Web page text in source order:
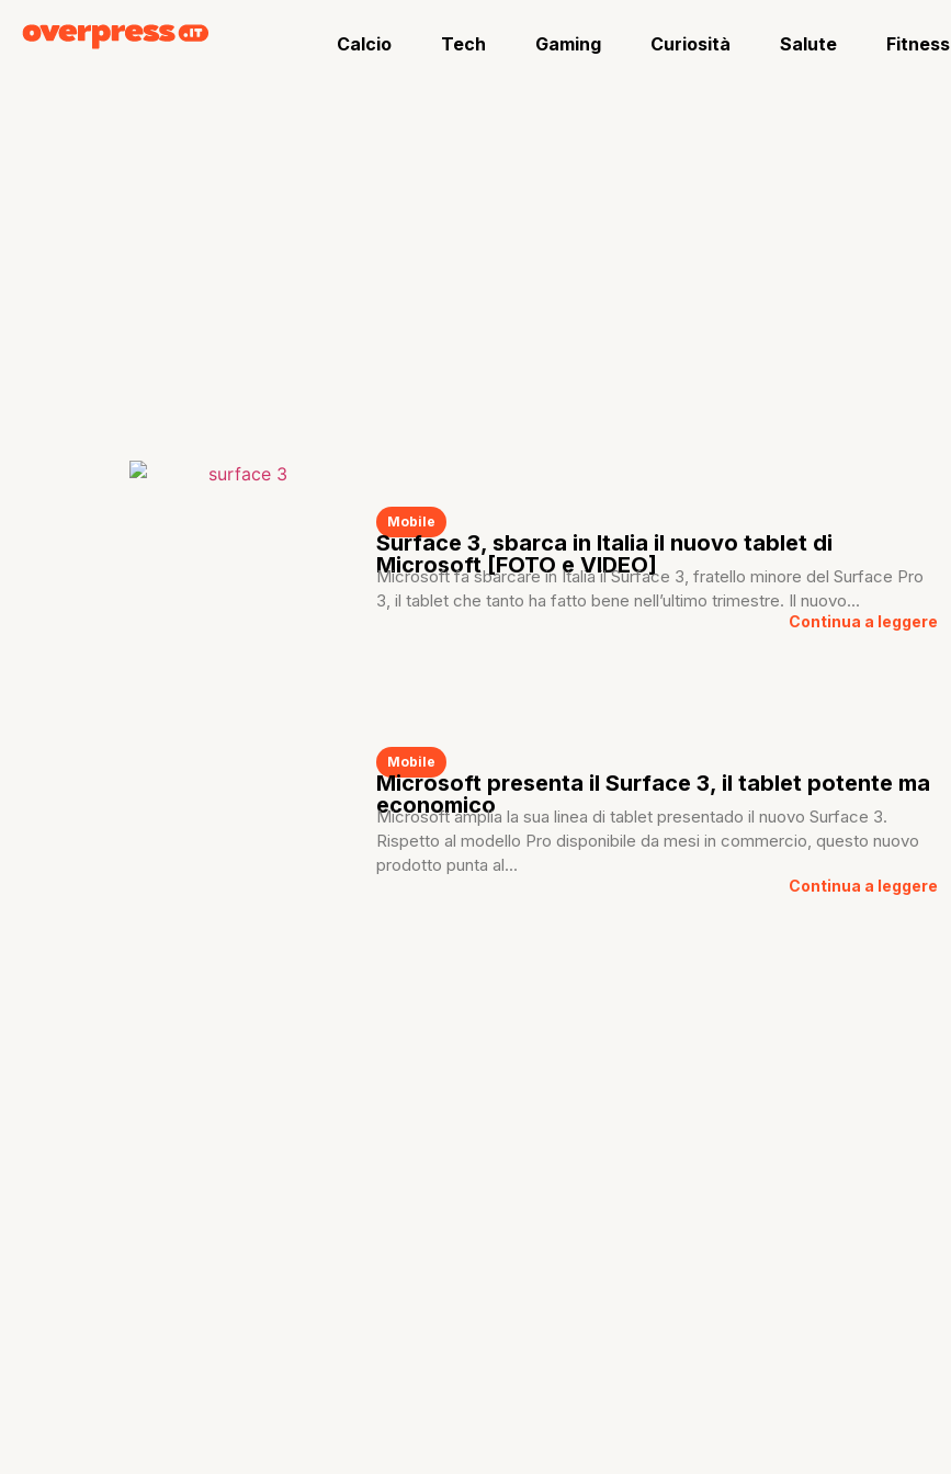
Calcio Tech Gaming Curiosità Salute Fitness
Mobile
Surface 3, sbarca in Italia il nuovo tablet di
Microsoft [FOTO e VIDEO]
Microsoft fa sbarcare in Italia il Surface 3, fratello minore del Surface Pro
3, il tablet che tanto ha fatto bene nell’ultimo trimestre. Il nuovo...
Continua a leggere
Mobile
Microsoft presenta il Surface 3, il tablet potente ma
economico
Microsoft amplia la sua linea di tablet presentado il nuovo Surface 3.
Rispetto al modello Pro disponibile da mesi in commercio, questo nuovo
prodotto punta al...
Continua a leggere